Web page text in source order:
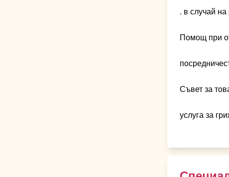
. в случай
Помощ при
Съвет за
услуга за